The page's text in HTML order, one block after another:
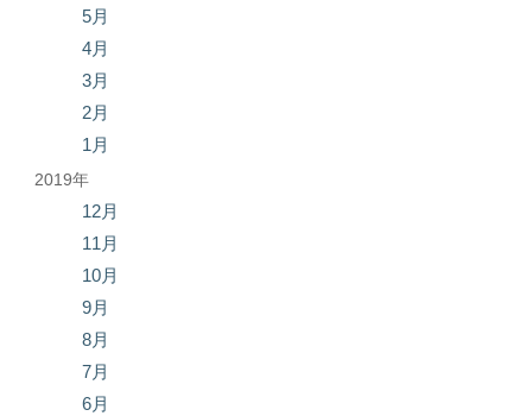
5月
4月
3月
2月
1月
2019年
12月
11月
10月
9月
8月
7月
6月